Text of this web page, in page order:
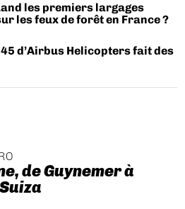
les premiers largages
les feux de forêt en France ?
d’Airbus Helicopters fait des
de Guynemer à